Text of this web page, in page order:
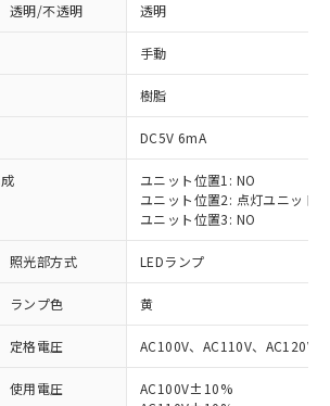
透明/不透明 透明
手動
樹脂
DC5V 6mA
ユニット位置1: NO
ユニット位置2: 点灯ユニット
ユニット位置3: NO
照光部方式 LEDランプ
ランプ色 黄
定格電圧 AC100V、AC110V、AC120V
使用電圧
AC100V±10%